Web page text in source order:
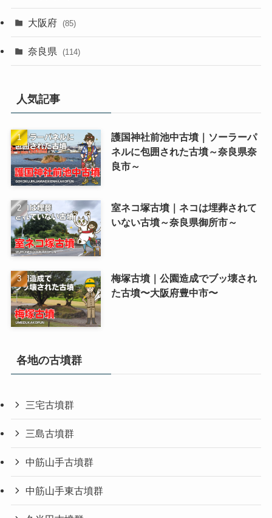
大阪府 (85)
奈良県 (114)
人気記事
護国神社前池中古墳｜ソーラーパ
ネルに包囲された古墳～奈良県奈
良市～
室ネコ塚古墳｜ネコは埋葬されて
いない古墳～奈良県御所市～
梅塚古墳｜公園造成でブッ壊され
た古墳〜大阪府豊中市〜
各地の古墳群
三宅古墳群
三島古墳群
中筋山手古墳群
中筋山手東古墳群